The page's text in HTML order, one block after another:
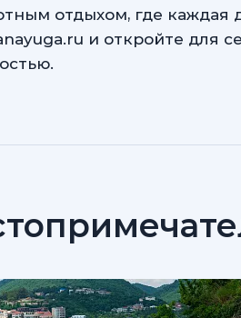
отдыхом, где
и откройте для